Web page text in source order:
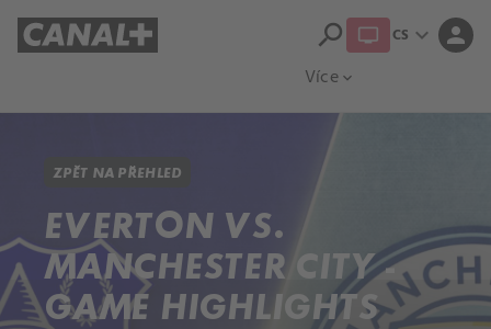
Více expand_more
search CS expand_more person
ZPĚT NA PŘEHLED
EVERTON VS.
MANCHESTER CITY -
GAME HIGHLIGHTS